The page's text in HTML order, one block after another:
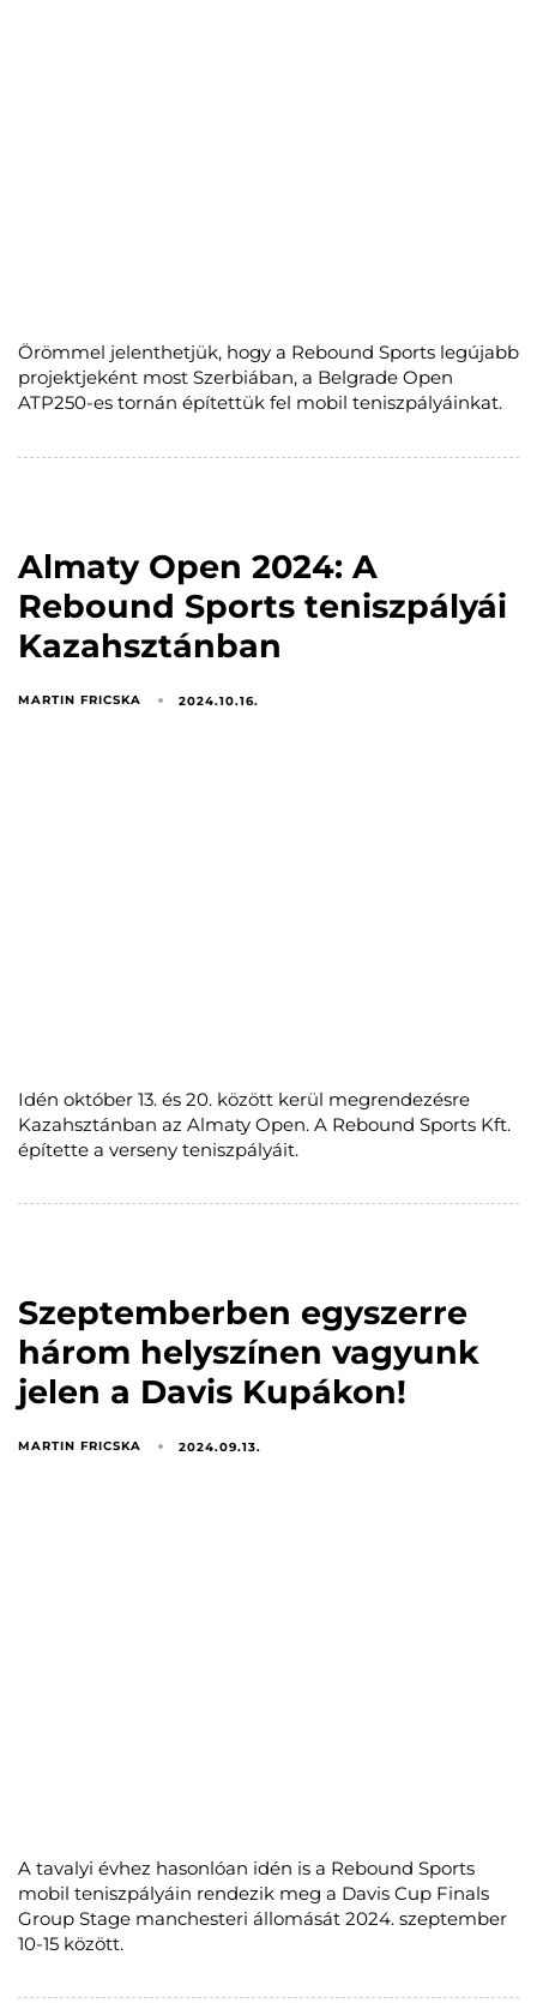
Örömmel jelenthetjük, hogy a Rebound Sports legújabb
projektjeként most Szerbiában, a Belgrade Open
ATP250-es tornán építettük fel mobil teniszpályáinkat.
Almaty Open 2024: A
Rebound Sports teniszpályái
Kazahsztánban
MARTIN FRICSKA 2024.10.16.
Idén október 13. és 20. között kerül megrendezésre
Kazahsztánban az Almaty Open. A Rebound Sports Kft.
építette a verseny teniszpályáit.
Szeptemberben egyszerre
három helyszínen vagyunk
jelen a Davis Kupákon!
MARTIN FRICSKA 2024.09.13.
A tavalyi évhez hasonlóan idén is a Rebound Sports
mobil teniszpályáin rendezik meg a Davis Cup Finals
Group Stage manchesteri állomását 2024. szeptember
10-15 között.